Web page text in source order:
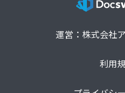
運営：株式会社
利用